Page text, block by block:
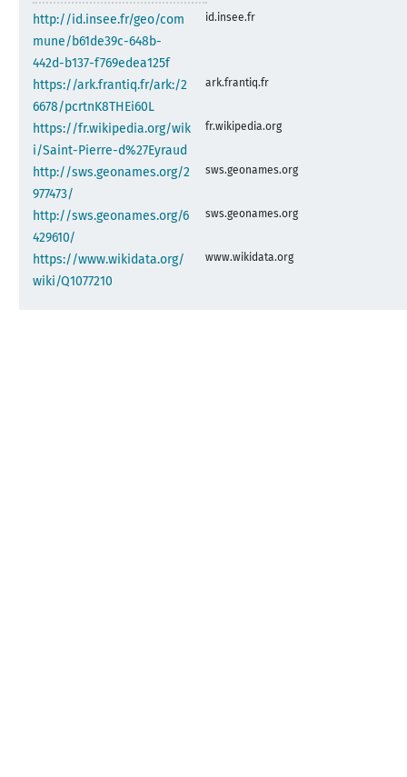
http://id.insee.fr/geo/com
mune/b61de39c-648b-
442d-b137-f769edea125f
id.insee.fr
https://ark.frantiq.fr/ark:/2
6678/pcrtnK8THEi60L
ark.frantiq.fr
https://fr.wikipedia.org/wik
i/Saint-Pierre-d%27Eyraud
fr.wikipedia.org
http://sws.geonames.org/2
977473/
sws.geonames.org
http://sws.geonames.org/6
429610/
sws.geonames.org
https://www.wikidata.org/
wiki/Q1077210
www.wikidata.org